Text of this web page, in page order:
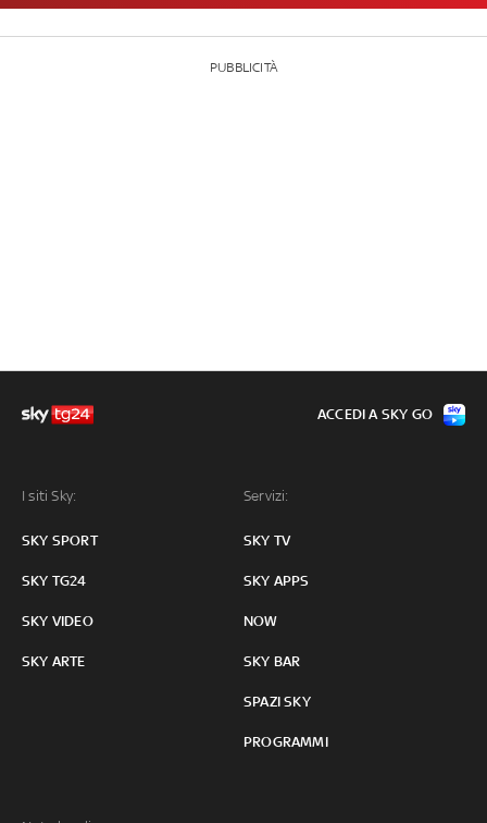
PUBBLICITÀ
I siti Sky:
SKY SPORT
SKY TG24
SKY VIDEO
SKY ARTE
Servizi:
SKY TV
SKY APPS
NOW
SKY BAR
SPAZI SKY
PROGRAMMI
ACCEDI A SKY GO